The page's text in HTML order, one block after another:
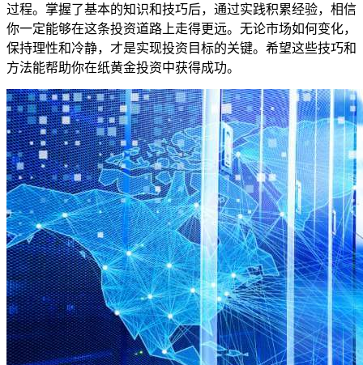
过程。掌握了基本的知识和技巧后，通过实践积累经验，相信
你一定能够在这条投资道路上走得更远。无论市场如何变化，
保持理性和冷静，才是实现投资目标的关键。希望这些技巧和
方法能帮助你在纸黄金投资中获得成功。